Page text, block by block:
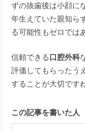
ずの抜歯後は小顔に
年生えていた親知ら
る可能性もゼロでは
信頼できる口腔外科
評価してもらったう
することが大切ですね
この記事を書いた人